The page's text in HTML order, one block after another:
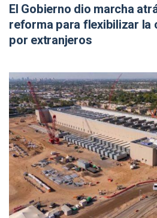
El Gobierno dio marcha
reforma para flexibilizar la
por extranjeros